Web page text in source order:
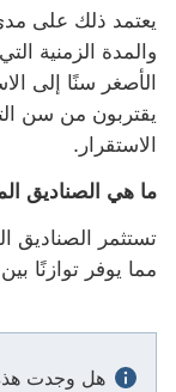
يعتمد ذلك على
والمدة الزمنية
الأصغر سنًا إلى
يقتربون من سن
الاستقرار.
ما هي الصناديق
تستثمر الصناديق
مما يوفر توازنًا
هل وجدت هذه